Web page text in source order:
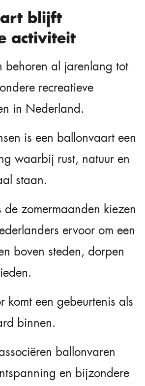
blijft
activiteit
behoren al jarenlang tot
recreatieve
in Nederland.
is een ballonvaart een
waarbij rust, natuur en
staan.
de zomermaanden kiezen
ervoor om een
boven steden, dorpen
komt een gebeurtenis als
binnen.
ballonvaren
en bijzondere